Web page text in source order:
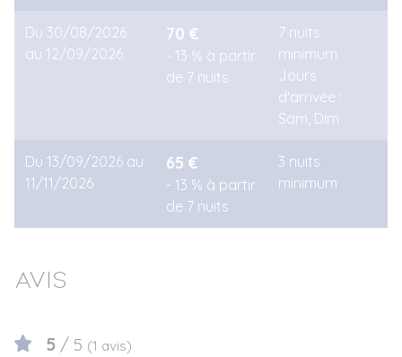
Du 30/08/2026
au 12/09/2026
70 €
- 13 % à partir
de 7 nuits
7 nuits
minimum
Jours
d'arrivée :
Sam, Dim
Du 13/09/2026 au
11/11/2026
65 €
- 13 % à partir
de 7 nuits
3 nuits
minimum
Avis
5 / 5 (1 avis)